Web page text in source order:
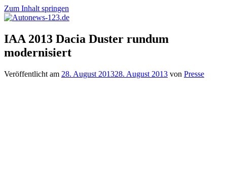
Zum Inhalt springen
Autonews-
123.de
Autonews
mit
Charme
IAA 2013 Dacia Duster rundum
modernisiert
Veröffentlicht am 28. August 201328. August 2013 von Presse